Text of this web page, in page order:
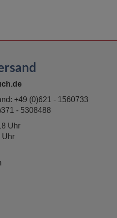
+49 (0)621 - 1560733
- 5308488
Uhr
Uhr